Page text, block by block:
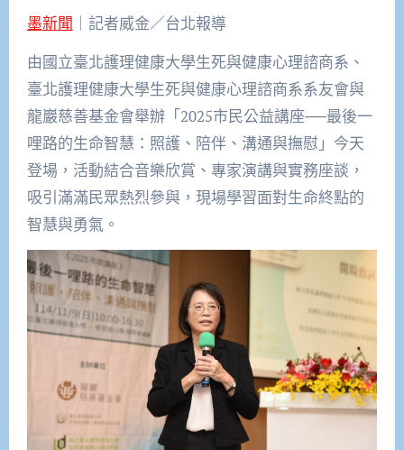
墨新聞 ｜記者威金／台北報導
由國立臺北護理健康大學生死與健康心理諮商系、
臺北護理健康大學生死與健康心理諮商系系友會與
龍巖慈善基金會舉辦「2025市民公益講座──最後一
哩路的生命智慧：照護、陪伴、溝通與撫慰」今天
登場，活動結合音樂欣賞、專家演講與實務座談，
吸引滿滿民眾熱烈參與，現場學習面對生命終點的
智慧與勇氣。